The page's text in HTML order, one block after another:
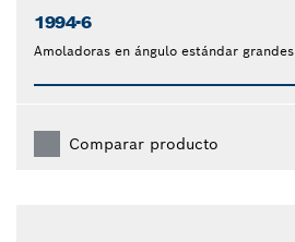
1994-6
Amoladoras en ángulo estándar grandes
Comparar producto